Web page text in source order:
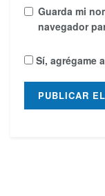
Guarda mi
navegador
Sí, agrégame